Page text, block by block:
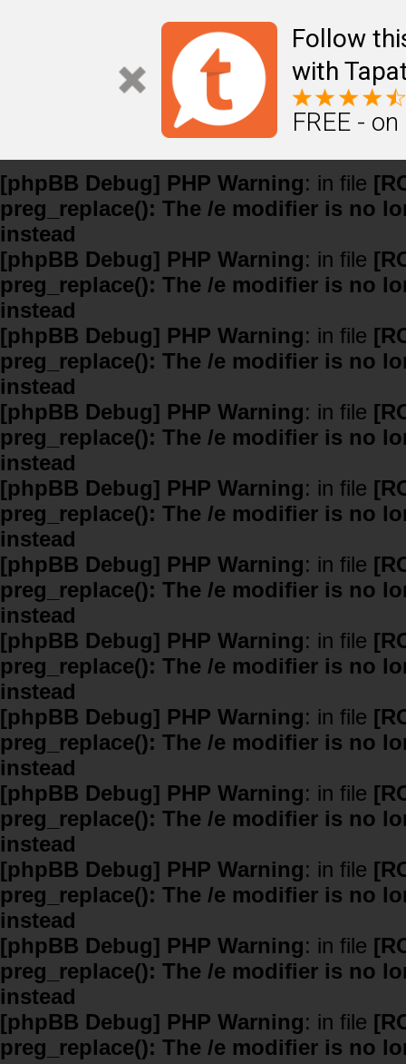
Follow
with
FREE -
[phpBB Debug] PHP Warning: in file
preg_replace(): The /e modifier is no
instead
[phpBB Debug] PHP Warning: in file
preg_replace(): The /e modifier is no
instead
[phpBB Debug] PHP Warning: in file
preg_replace(): The /e modifier is no
instead
[phpBB Debug] PHP Warning: in file
preg_replace(): The /e modifier is no
instead
[phpBB Debug] PHP Warning: in file
preg_replace(): The /e modifier is no
instead
[phpBB Debug] PHP Warning: in file
preg_replace(): The /e modifier is no
instead
[phpBB Debug] PHP Warning: in file
preg_replace(): The /e modifier is no
instead
[phpBB Debug] PHP Warning: in file
preg_replace(): The /e modifier is no
instead
[phpBB Debug] PHP Warning: in file
preg_replace(): The /e modifier is no
instead
[phpBB Debug] PHP Warning: in file
preg_replace(): The /e modifier is no
instead
[phpBB Debug] PHP Warning: in file
preg_replace(): The /e modifier is no
instead
[phpBB Debug] PHP Warning: in file
preg_replace(): The /e modifier is no